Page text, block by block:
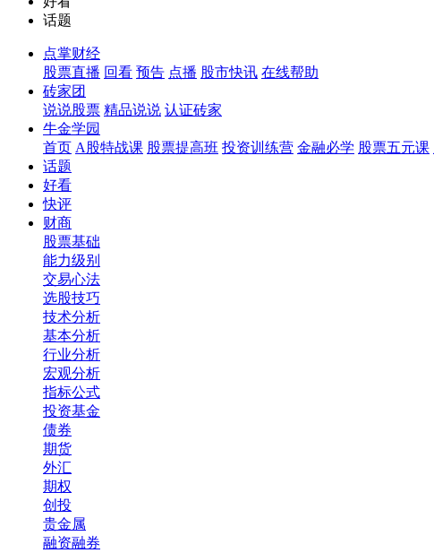
话题
点掌财经
股票直播 回看 预告 点播 股市快讯 在线帮助
砖家团
说说股票 精品说说 认证砖家
牛金学园
首页 A股特战课 股票提高班 投资训练营 金融必学 股票五元课
话题
好看
快评
财商
股票基础
能力级别
交易心法
选股技巧
技术分析
基本分析
行业分析
宏观分析
指标公式
投资基金
债券
期货
外汇
期权
创投
贵金属
融资融券